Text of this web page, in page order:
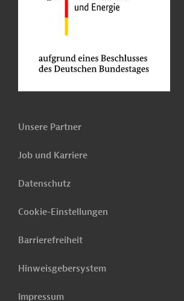
Unsere Partner
Job und Karriere
Datenschutz
Cookie-Einstellungen
Barrierefreiheit
Hinweisgebersystem
Impressum